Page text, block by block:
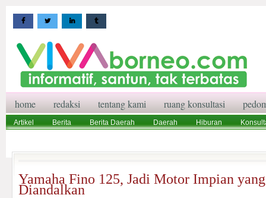
home redaksi tentang kami ruang konsultasi
Artikel Berita Berita Daerah Daerah Hiburan
Yamaha Fino 125, Jadi Motor Impian
Diandalkan